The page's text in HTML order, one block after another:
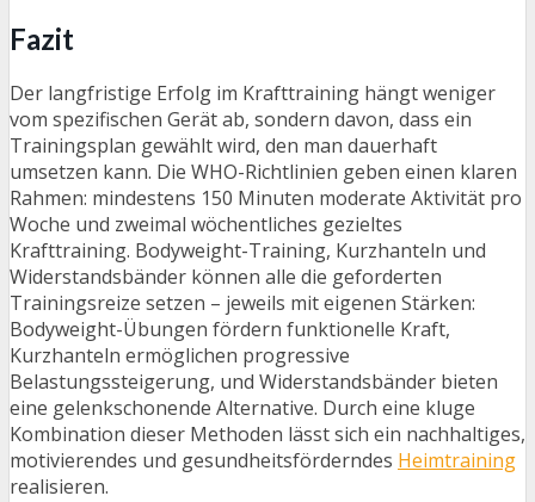
Fazit
Der langfristige Erfolg im Krafttraining hängt weniger
vom spezifischen Gerät ab, sondern davon, dass ein
Trainingsplan gewählt wird, den man dauerhaft
umsetzen kann. Die WHO-Richtlinien geben einen klaren
Rahmen: mindestens 150 Minuten moderate Aktivität pro
Woche und zweimal wöchentliches gezieltes
Krafttraining. Bodyweight-Training, Kurzhanteln und
Widerstandsbänder können alle die geforderten
Trainingsreize setzen – jeweils mit eigenen Stärken:
Bodyweight-Übungen fördern funktionelle Kraft,
Kurzhanteln ermöglichen progressive
Belastungssteigerung, und Widerstandsbänder bieten
eine gelenkschonende Alternative. Durch eine kluge
Kombination dieser Methoden lässt sich ein nachhaltiges,
motivierendes und gesundheitsförderndes Heimtraining
realisieren.